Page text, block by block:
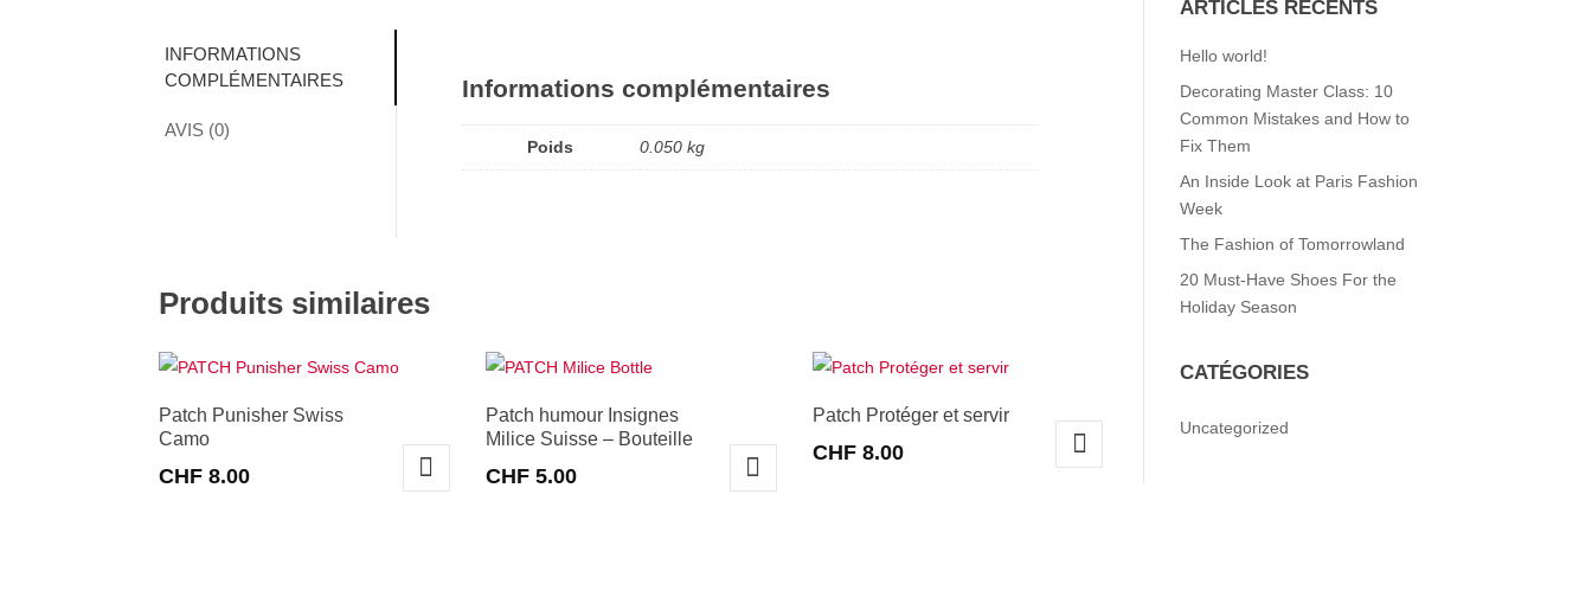
INFORMATIONS
COMPLÉMENTAIRES
AVIS (0)
Informations complémentaires
Poids 0.050 kg
Produits similaires
Patch Punisher Swiss
Camo
CHF 8.00
Patch humour Insignes
Milice Suisse – Bouteille
CHF 5.00
Patch Protéger et servir
CHF 8.00
ARTICLES RÉCENTS
Hello world!
Decorating Master Class: 10
Common Mistakes and How to
Fix Them
An Inside Look at Paris Fashion
Week
The Fashion of Tomorrowland
20 Must-Have Shoes For the
Holiday Season
CATÉGORIES
Uncategorized